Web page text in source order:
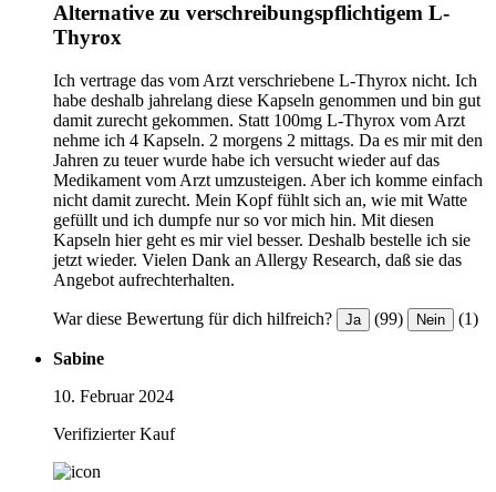
Alternative zu verschreibungspflichtigem L-
Thyrox
Ich vertrage das vom Arzt verschriebene L-Thyrox nicht. Ich
habe deshalb jahrelang diese Kapseln genommen und bin gut
damit zurecht gekommen. Statt 100mg L-Thyrox vom Arzt
nehme ich 4 Kapseln. 2 morgens 2 mittags. Da es mir mit den
Jahren zu teuer wurde habe ich versucht wieder auf das
Medikament vom Arzt umzusteigen. Aber ich komme einfach
nicht damit zurecht. Mein Kopf fühlt sich an, wie mit Watte
gefüllt und ich dumpfe nur so vor mich hin. Mit diesen
Kapseln hier geht es mir viel besser. Deshalb bestelle ich sie
jetzt wieder. Vielen Dank an Allergy Research, daß sie das
Angebot aufrechterhalten.
War diese Bewertung für dich hilfreich? Ja (99) Nein (1)
Sabine
10. Februar 2024
Verifizierter Kauf